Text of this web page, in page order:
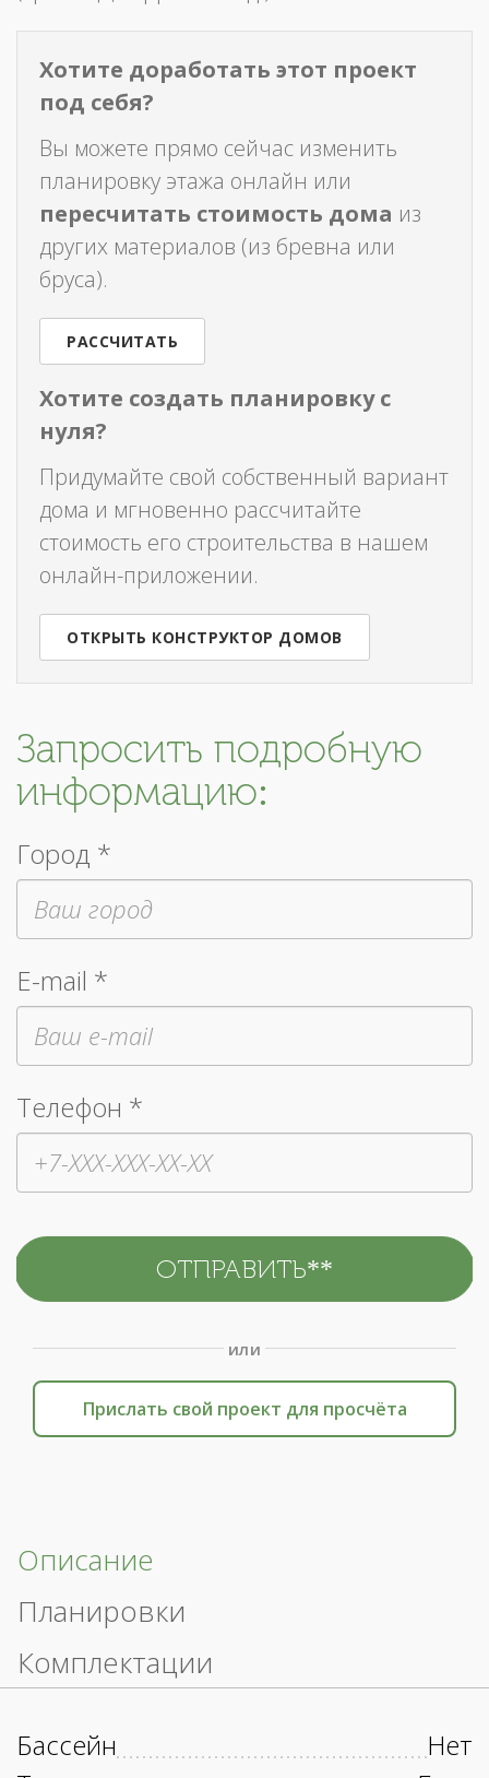
Хотите доработать этот проект
под себя?
Вы можете прямо сейчас изменить
планировку этажа онлайн или
пересчитать стоимость дома из
других материалов (из бревна или
бруса).
РАССЧИТАТЬ
Хотите создать планировку с
нуля?
Придумайте свой собственный вариант
дома и мгновенно рассчитайте
стоимость его строительства в нашем
онлайн-приложении.
ОТКРЫТЬ КОНСТРУКТОР ДОМОВ
Запросить подробную
информацию:
Город *
E-mail *
Телефон *
или
Прислать свой проект для просчёта
Описание
Планировки
Комплектации
Бассейн
Нет